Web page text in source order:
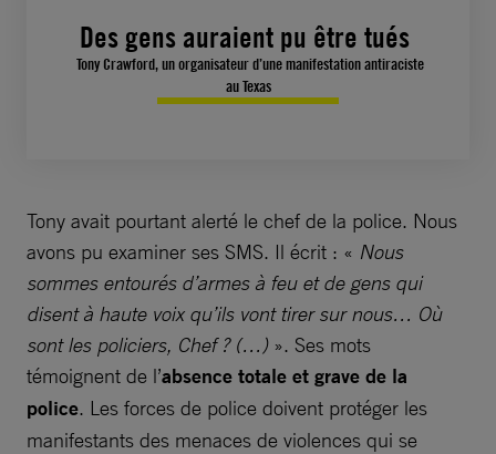
Des gens auraient pu être tués
Tony Crawford, un organisateur d’une manifestation antiraciste
au Texas
Tony avait pourtant alerté le chef de la police. Nous
avons pu examiner ses SMS. Il écrit : « Nous
sommes entourés d’armes à feu et de gens qui
disent à haute voix qu’ils vont tirer sur nous… Où
sont les policiers, Chef ? (…) ». Ses mots
témoignent de l’absence totale et grave de la
police. Les forces de police doivent protéger les
manifestants des menaces de violences qui se